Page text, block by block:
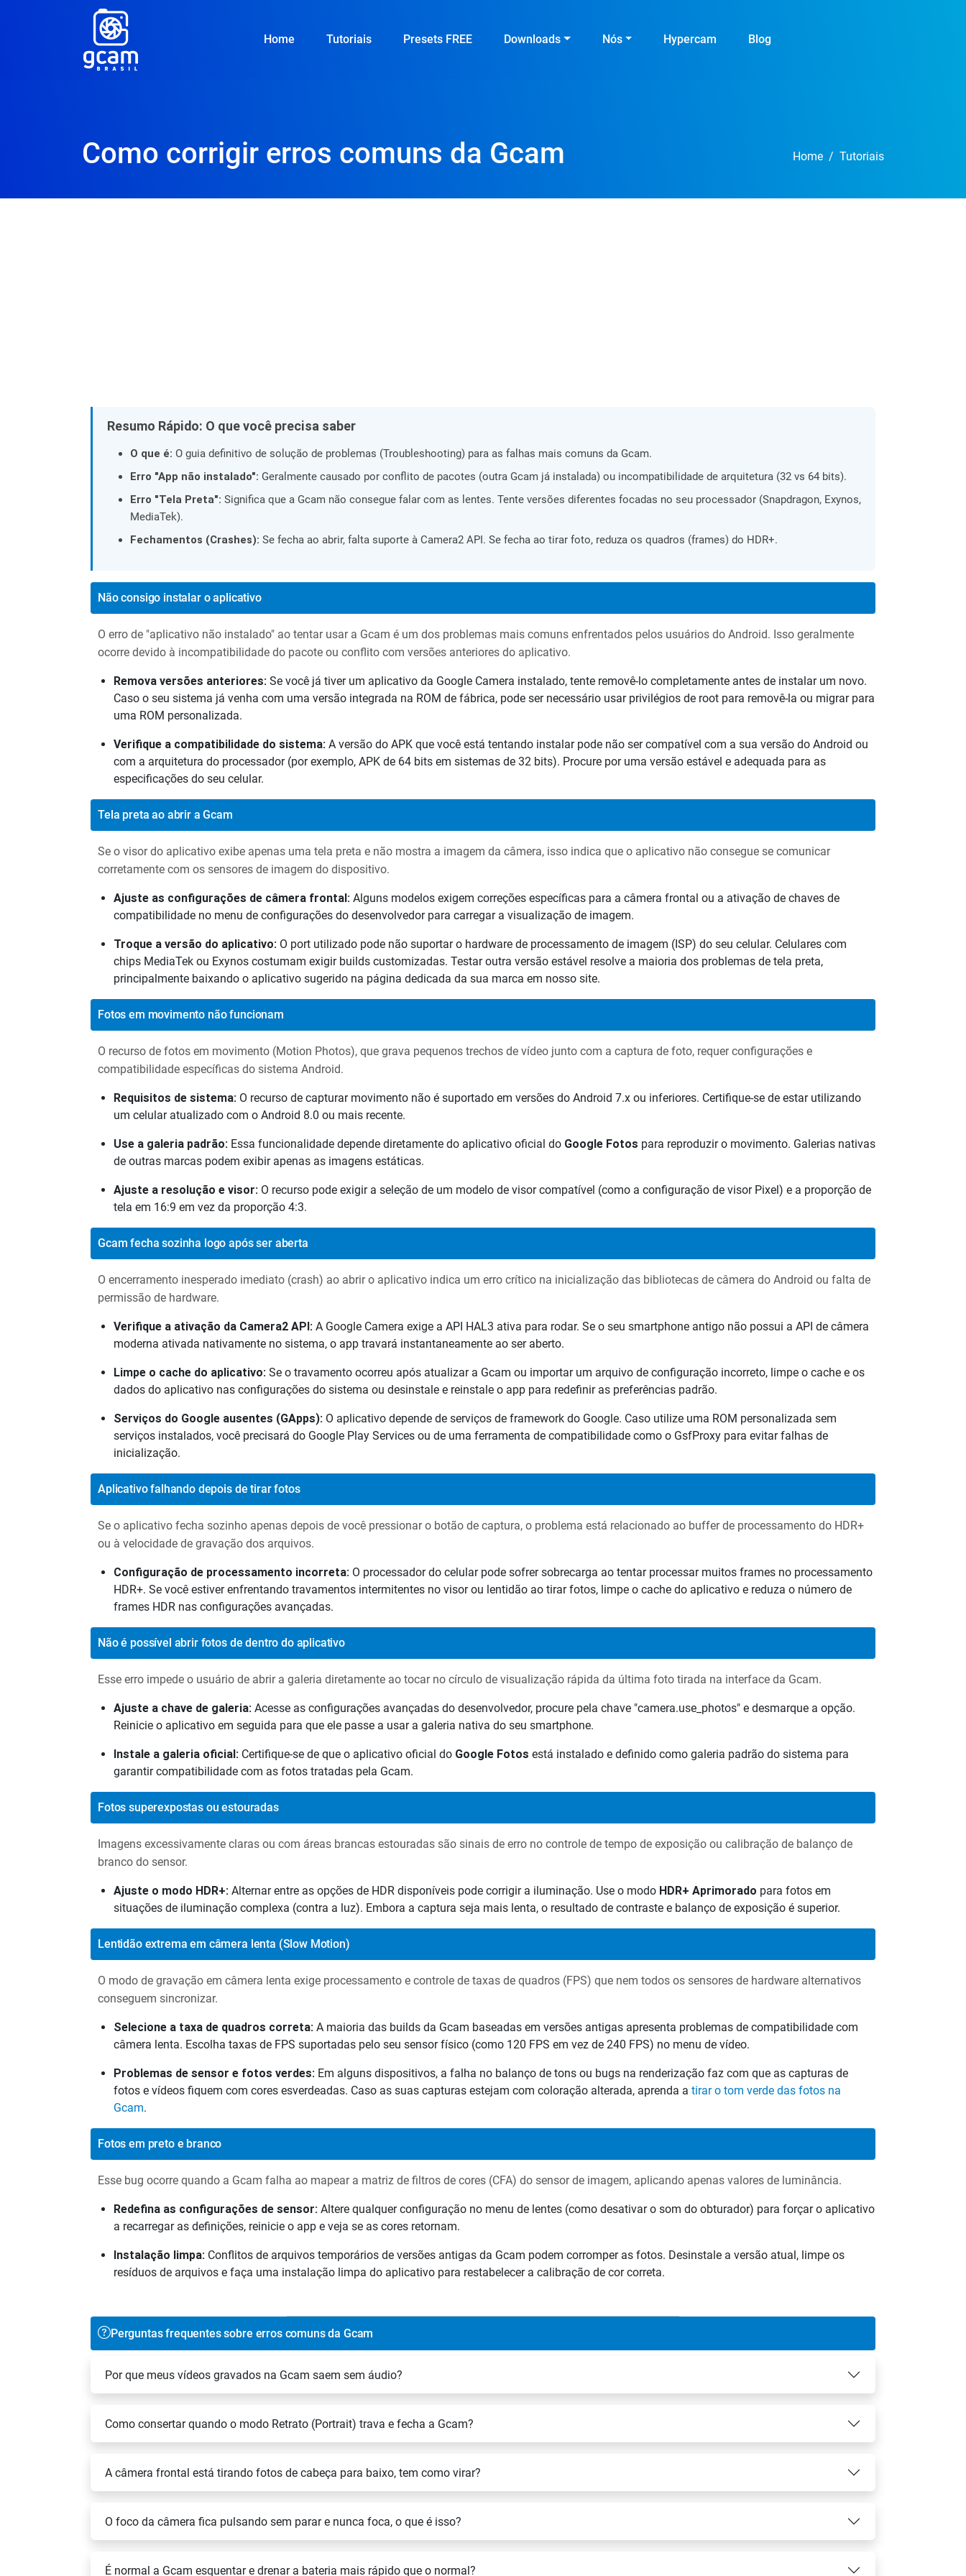
Home Tutoriais Presets FREE Downloads Nós Hypercam Blog
Como corrigir erros comuns da Gcam Home Tutoriais
Resumo Rápido: O que você precisa saber
O que é: O guia definitivo de solução de problemas (Troubleshooting) para as falhas mais comuns da Gcam.
Erro "App não instalado": Geralmente causado por conflito de pacotes (outra Gcam já instalada) ou incompatibilidade de arquitetura (32 vs 64 bits).
Erro "Tela Preta": Significa que a Gcam não consegue falar com as lentes. Tente versões diferentes focadas no seu processador (Snapdragon, Exynos,
MediaTek).
Fechamentos (Crashes): Se fecha ao abrir, falta suporte à Camera2 API. Se fecha ao tirar foto, reduza os quadros (frames) do HDR+.
Não consigo instalar o aplicativo
O erro de "aplicativo não instalado" ao tentar usar a Gcam é um dos problemas mais comuns enfrentados pelos usuários do Android. Isso geralmente
ocorre devido à incompatibilidade do pacote ou conflito com versões anteriores do aplicativo.
Remova versões anteriores: Se você já tiver um aplicativo da Google Camera instalado, tente removê-lo completamente antes de instalar um novo.
Caso o seu sistema já venha com uma versão integrada na ROM de fábrica, pode ser necessário usar privilégios de root para removê-la ou migrar para
uma ROM personalizada.
Verifique a compatibilidade do sistema: A versão do APK que você está tentando instalar pode não ser compatível com a sua versão do Android ou
com a arquitetura do processador (por exemplo, APK de 64 bits em sistemas de 32 bits). Procure por uma versão estável e adequada para as
especificações do seu celular.
Tela preta ao abrir a Gcam
Se o visor do aplicativo exibe apenas uma tela preta e não mostra a imagem da câmera, isso indica que o aplicativo não consegue se comunicar
corretamente com os sensores de imagem do dispositivo.
Ajuste as configurações de câmera frontal: Alguns modelos exigem correções específicas para a câmera frontal ou a ativação de chaves de
compatibilidade no menu de configurações do desenvolvedor para carregar a visualização de imagem.
Troque a versão do aplicativo: O port utilizado pode não suportar o hardware de processamento de imagem (ISP) do seu celular. Celulares com
chips MediaTek ou Exynos costumam exigir builds customizadas. Testar outra versão estável resolve a maioria dos problemas de tela preta,
principalmente baixando o aplicativo sugerido na página dedicada da sua marca em nosso site.
Fotos em movimento não funcionam
O recurso de fotos em movimento (Motion Photos), que grava pequenos trechos de vídeo junto com a captura de foto, requer configurações e
compatibilidade específicas do sistema Android.
Requisitos de sistema: O recurso de capturar movimento não é suportado em versões do Android 7.x ou inferiores. Certifique-se de estar utilizando
um celular atualizado com o Android 8.0 ou mais recente.
Use a galeria padrão: Essa funcionalidade depende diretamente do aplicativo oficial do Google Fotos para reproduzir o movimento. Galerias nativas
de outras marcas podem exibir apenas as imagens estáticas.
Ajuste a resolução e visor: O recurso pode exigir a seleção de um modelo de visor compatível (como a configuração de visor Pixel) e a proporção de
tela em 16:9 em vez da proporção 4:3.
Gcam fecha sozinha logo após ser aberta
O encerramento inesperado imediato (crash) ao abrir o aplicativo indica um erro crítico na inicialização das bibliotecas de câmera do Android ou falta de
permissão de hardware.
Verifique a ativação da Camera2 API: A Google Camera exige a API HAL3 ativa para rodar. Se o seu smartphone antigo não possui a API de câmera
moderna ativada nativamente no sistema, o app travará instantaneamente ao ser aberto.
Limpe o cache do aplicativo: Se o travamento ocorreu após atualizar a Gcam ou importar um arquivo de configuração incorreto, limpe o cache e os
dados do aplicativo nas configurações do sistema ou desinstale e reinstale o app para redefinir as preferências padrão.
Serviços do Google ausentes (GApps): O aplicativo depende de serviços de framework do Google. Caso utilize uma ROM personalizada sem
serviços instalados, você precisará do Google Play Services ou de uma ferramenta de compatibilidade como o GsfProxy para evitar falhas de
inicialização.
Aplicativo falhando depois de tirar fotos
Se o aplicativo fecha sozinho apenas depois de você pressionar o botão de captura, o problema está relacionado ao buffer de processamento do HDR+
ou à velocidade de gravação dos arquivos.
Configuração de processamento incorreta: O processador do celular pode sofrer sobrecarga ao tentar processar muitos frames no processamento
HDR+. Se você estiver enfrentando travamentos intermitentes no visor ou lentidão ao tirar fotos, limpe o cache do aplicativo e reduza o número de
frames HDR nas configurações avançadas.
Não é possível abrir fotos de dentro do aplicativo
Esse erro impede o usuário de abrir a galeria diretamente ao tocar no círculo de visualização rápida da última foto tirada na interface da Gcam.
Ajuste a chave de galeria: Acesse as configurações avançadas do desenvolvedor, procure pela chave "camera.use_photos" e desmarque a opção.
Reinicie o aplicativo em seguida para que ele passe a usar a galeria nativa do seu smartphone.
Instale a galeria oficial: Certifique-se de que o aplicativo oficial do Google Fotos está instalado e definido como galeria padrão do sistema para
garantir compatibilidade com as fotos tratadas pela Gcam.
Fotos superexpostas ou estouradas
Imagens excessivamente claras ou com áreas brancas estouradas são sinais de erro no controle de tempo de exposição ou calibração de balanço de
branco do sensor.
Ajuste o modo HDR+: Alternar entre as opções de HDR disponíveis pode corrigir a iluminação. Use o modo HDR+ Aprimorado para fotos em
situações de iluminação complexa (contra a luz). Embora a captura seja mais lenta, o resultado de contraste e balanço de exposição é superior.
Lentidão extrema em câmera lenta (Slow Motion)
O modo de gravação em câmera lenta exige processamento e controle de taxas de quadros (FPS) que nem todos os sensores de hardware alternativos
conseguem sincronizar.
Selecione a taxa de quadros correta: A maioria das builds da Gcam baseadas em versões antigas apresenta problemas de compatibilidade com
câmera lenta. Escolha taxas de FPS suportadas pelo seu sensor físico (como 120 FPS em vez de 240 FPS) no menu de vídeo.
Problemas de sensor e fotos verdes: Em alguns dispositivos, a falha no balanço de tons ou bugs na renderização faz com que as capturas de
fotos e vídeos fiquem com cores esverdeadas. Caso as suas capturas estejam com coloração alterada, aprenda a tirar o tom verde das fotos na
Gcam.
Fotos em preto e branco
Esse bug ocorre quando a Gcam falha ao mapear a matriz de filtros de cores (CFA) do sensor de imagem, aplicando apenas valores de luminância.
Redefina as configurações de sensor: Altere qualquer configuração no menu de lentes (como desativar o som do obturador) para forçar o aplicativo
a recarregar as definições, reinicie o app e veja se as cores retornam.
Instalação limpa: Conflitos de arquivos temporários de versões antigas da Gcam podem corromper as fotos. Desinstale a versão atual, limpe os
resíduos de arquivos e faça uma instalação limpa do aplicativo para restabelecer a calibração de cor correta.
Perguntas frequentes sobre erros comuns da Gcam
Por que meus vídeos gravados na Gcam saem sem áudio?
Como consertar quando o modo Retrato (Portrait) trava e fecha a Gcam?
A câmera frontal está tirando fotos de cabeça para baixo, tem como virar?
O foco da câmera fica pulsando sem parar e nunca foca, o que é isso?
É normal a Gcam esquentar e drenar a bateria mais rápido que o normal?